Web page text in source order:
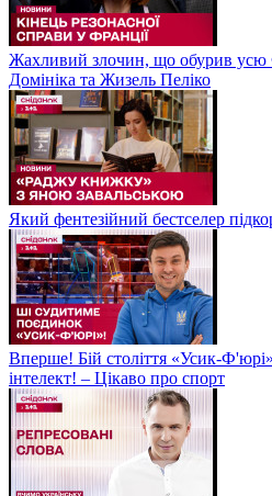
Жахливий злочин, що обурив усю
Домініка та Жизель Пеліко
Який фентезійний бестселер
Вперше! Бій століття «Усик-
інтелект! – Цікаво про спорт